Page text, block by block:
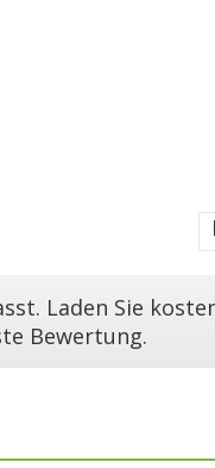
Laden Sie
Bewertung.